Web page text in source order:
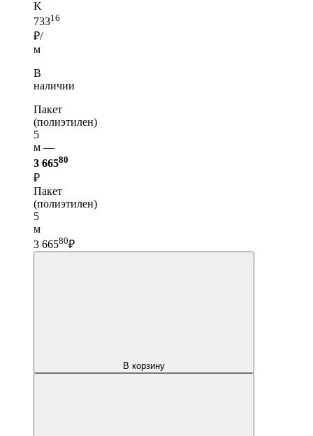
K
73316
₽/
м
В
наличии
Пакет
(полиэтилен)
5
м —
3 66580
₽
Пакет
(полиэтилен)
5
м
3 66580₽
В корзину